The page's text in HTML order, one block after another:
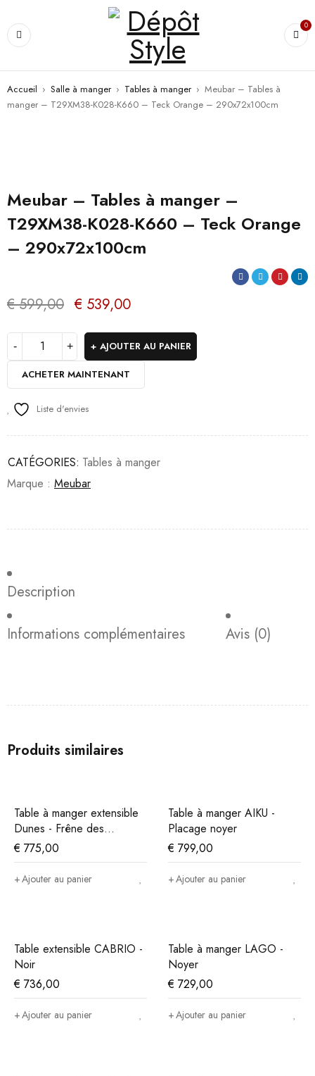
0
Accueil › Salle à manger › Tables à manger › Meubar – Tables à
manger – T29XM38-K028-K660 – Teck Orange – 290x72x100cm
Meubar – Tables à manger –
T29XM38-K028-K660 – Teck Orange
– 290x72x100cm
€599,00 € 539,00
AJOUTER AU PANIER
ACHETER MAINTENANT
Liste d'envies
CATÉGORIES: Tables à manger
Marque : Meubar
Description
Informations complémentaires Avis (0)
Produits similaires
Table à manger extensible
Dunes - Frêne des
montagnes
€ 775,00
Ajouter au panier
Table à manger AIKU -
Placage noyer
€ 799,00
Ajouter au panier
Table extensible CABRIO -
Noir
€ 736,00
Ajouter au panier
Table à manger LAGO -
Noyer
€ 729,00
Ajouter au panier